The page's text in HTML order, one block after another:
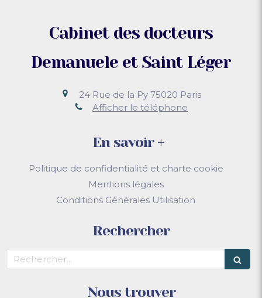
Cabinet des docteurs
Demanuele et Saint Léger
24 Rue de la Py 75020 Paris
Afficher le téléphone
En savoir +
Politique de confidentialité et charte cookie
Mentions légales
Conditions Générales Utilisation
Rechercher
Rechercher
Nous trouver